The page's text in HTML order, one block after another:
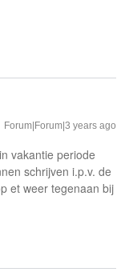
Forum|Forum|3 years ago
vakantie periode
schrijven i.p.v. de
et weer tegenaan bij